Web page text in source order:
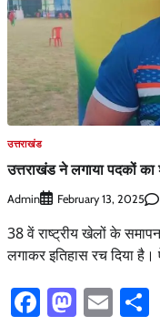
उत्तराखंड
उत्तराखंड ने लगाया पदकों
Admin February 13, 2025
38 वें राष्ट्रीय खेलों के
लगाकर इतिहास रच दिया
Facebook